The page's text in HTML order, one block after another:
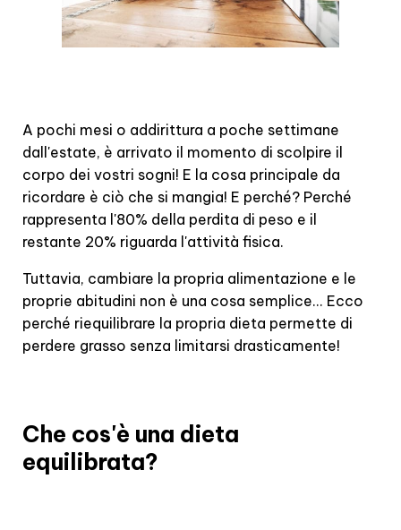
A pochi mesi o addirittura a poche settimane
dall'estate, è arrivato il momento di scolpire il
corpo dei vostri sogni! E la cosa principale da
ricordare è ciò che si mangia! E perché? Perché
rappresenta l'80% della perdita di peso e il
restante 20% riguarda l'attività fisica.
Tuttavia, cambiare la propria alimentazione e le
proprie abitudini non è una cosa semplice... Ecco
perché riequilibrare la propria dieta permette di
perdere grasso senza limitarsi drasticamente!
Che cos'è una dieta
equilibrata?